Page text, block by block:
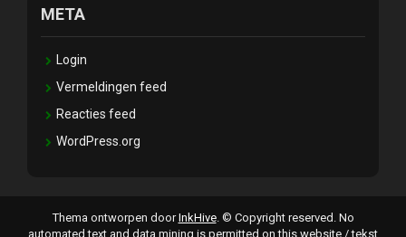
META
Login
Vermeldingen feed
Reacties feed
WordPress.org
Thema ontworpen doorInkHive. © Copyright reserved. No
automated text and data mining is permitted on this website / tekst